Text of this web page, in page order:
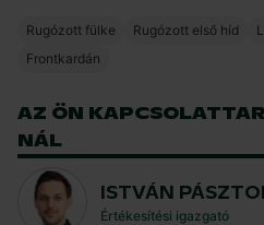
Rugózott fülke Rugózott első híd
Frontkardán
AZ ÖN
NÁL
ISTVÁN
Értékesítési igazgató